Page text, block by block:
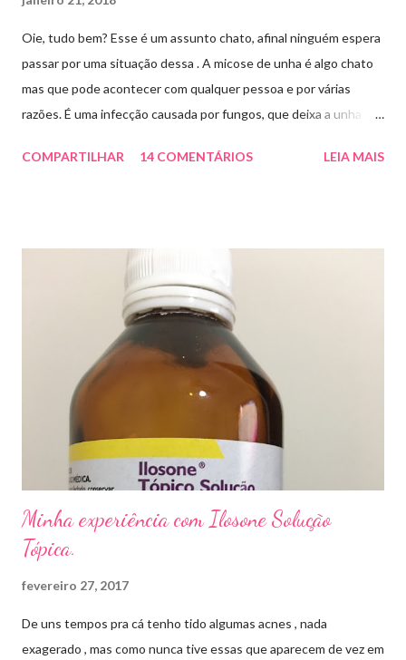
Oie, tudo bem? Esse é um assunto chato, afinal ninguém espera
passar por uma situação dessa . A micose de unha é algo chato
mas que pode acontecer com qualquer pessoa e por várias
razões. É uma infecção causada por fungos, que deixa a unha
descolar da pele. As causas mais comuns dessas micoses é por
micose de unha é feito com esmaltes antifúngicos ou remédios
orais ,ou para aplicação local receitados pelo dermatologista. O
tempo para tratamento pode variar de 06 meses a um ano. Para
quem prefere tratamentos caseiros , pode aplicar óleo de cravo
duas vezes ao dia. Eu já passei por isso, pelo uso de muito
sapato fechado e apertado . E utilizei o Ciclopirox olamina que é
um agente antifúngico sintético para tratamento dermatológico
COMPARTILHAR 14 COMENTÁRIOS LEIA MAIS
Minha experiência com Ilosone Solução
Tópica.
fevereiro 27, 2017
De uns tempos pra cá tenho tido algumas acnes , nada
exagerado , mas como nunca tive essas que aparecem de vez em